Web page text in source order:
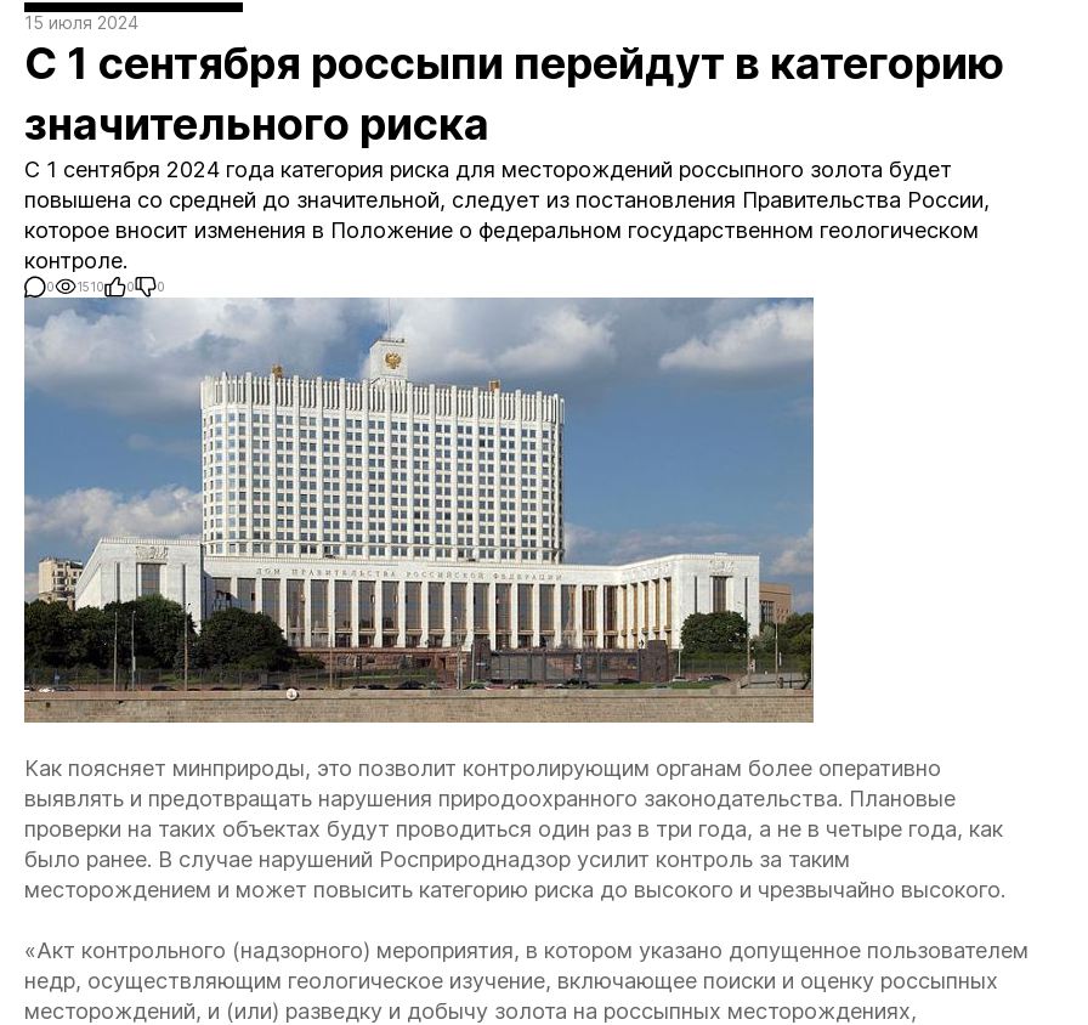
15 июля 2024
С 1 сентября россыпи перейдут в категорию
значительного риска
С 1 сентября 2024 года категория риска для месторождений россыпного золота будет
повышена со средней до значительной, следует из постановления Правительства России,
которое вносит изменения в Положение о федеральном государственном геологическом
контроле.
0 1510 0 0
Как поясняет минприроды, это позволит контролирующим органам более оперативно
выявлять и предотвращать нарушения природоохранного законодательства. Плановые
проверки на таких объектах будут проводиться один раз в три года, а не в четыре года, как
было ранее. В случае нарушений Росприроднадзор усилит контроль за таким
месторождением и может повысить категорию риска до высокого и чрезвычайно высокого.
«Акт контрольного (надзорного) мероприятия, в котором указано допущенное пользователем
недр, осуществляющим геологическое изучение, включающее поиски и оценку россыпных
месторождений, и (или) разведку и добычу золота на россыпных месторождениях,